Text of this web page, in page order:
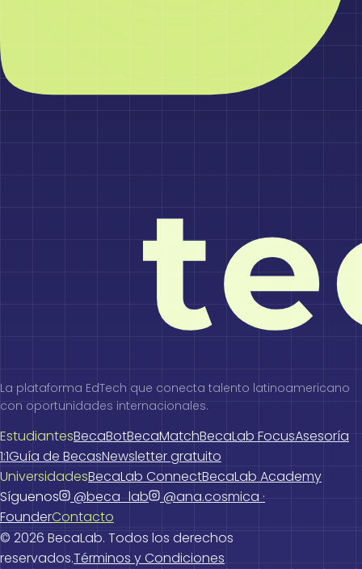
La plataforma EdTech que conecta talento latinoamericano
con oportunidades internacionales.
EstudiantesBecaBotBecaMatchBecaLab FocusAsesoría
1:1Guía de BecasNewsletter gratuito
UniversidadesBecaLab ConnectBecaLab Academy
Síguenos
@beca_lab
@ana.cosmica ·
FounderContacto
© 2026 BecaLab. Todos los derechos
reservados.Términos y Condiciones